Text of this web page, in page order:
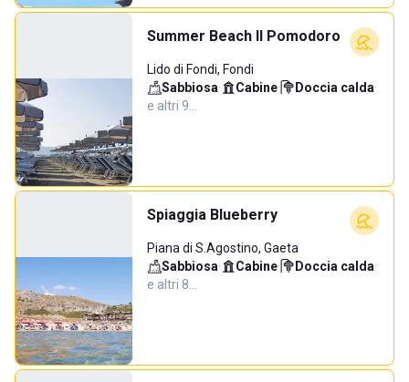
Summer Beach Il Pomodoro
Lido di Fondi, Fondi
Sabbiosa· Cabine· Doccia calda·
e altri 9…
Spiaggia Blueberry
Piana di S.Agostino, Gaeta
Sabbiosa· Cabine· Doccia calda·
e altri 8…